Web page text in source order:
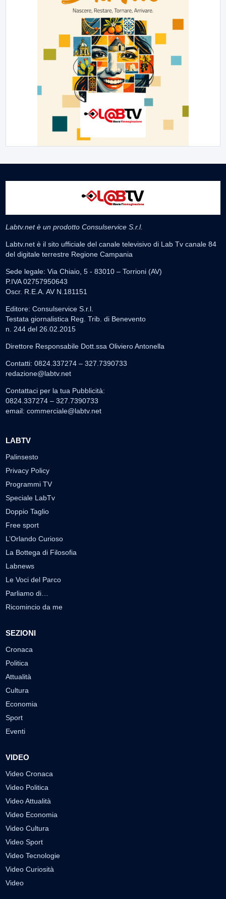
Labtv.net è un prodotto Consulservice S.r.l.
Labtv.net è il sito ufficiale del canale televisivo di Lab Tv canale 84
del digitale terrestre Regione Campania
Sede legale: Via Chiaio, 5 - 83010 – Torrioni (AV)
P.IVA 02757950643
Oscr. R.E.A. AV N.181151
Editore: Consulservice S.r.l.
Testata giornalistica Reg. Trib. di Benevento
n. 244 del 26.02.2015
Direttore Responsabile Dott.ssa Oliviero Antonella
Contatti: 0824.337274 – 327.7390733
redazione@labtv.net
Contattaci per la tua Pubblicità:
0824.337274 – 327.7390733
email: commerciale@labtv.net
LABTV
Palinsesto
Privacy Policy
Programmi TV
Speciale LabTv
Doppio Taglio
Free sport
L’Orlando Curioso
La Bottega di Filosofia
Labnews
Le Voci del Parco
Parliamo di…
Ricomincio da me
SEZIONI
Cronaca
Politica
Attualità
Cultura
Economia
Sport
Eventi
VIDEO
Video Cronaca
Video Politica
Video Attualità
Video Economia
Video Cultura
Video Sport
Video Tecnologie
Video Curiosità
Video